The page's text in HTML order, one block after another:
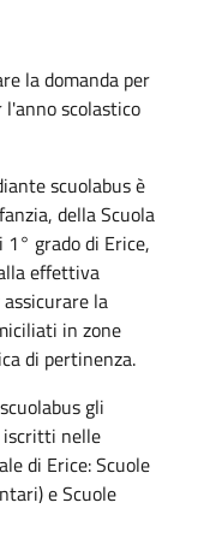
la domanda per
l'anno scolastico
scuolabus è
della Scuola
1° grado di Erice,
effettiva
la
in zone
di pertinenza.
gli
iscritti nelle
di Erice: Scuole
e Scuole